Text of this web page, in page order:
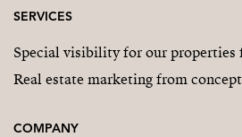
SERVICES
Special visibility for our properties
Real estate marketing from
COMPANY